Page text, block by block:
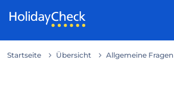
Startseite Übersicht Allgemeine Fragen